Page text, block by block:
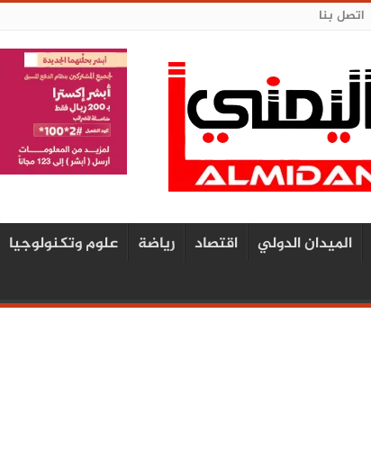
اتصل بنا
الميدان الدولي اقتصاد رياضة علوم وتكنولوجيا